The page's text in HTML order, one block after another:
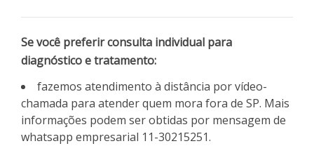
Se você preferir consulta individual para
diagnóstico e tratamento:
fazemos atendimento à distância por vídeo-
chamada para atender quem mora fora de SP. Mais
informações podem ser obtidas por mensagem de
whatsapp empresarial 11-30215251.